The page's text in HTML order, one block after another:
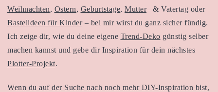
Weihnachten, Ostern, Geburtstage, Mutter– & Vatertag oder
Bastelideen für Kinder– bei mir wirst du ganz sicher fündig.
Ich zeige dir, wie du deine eigene Trend-Deko günstig selber
machen kannst und gebe dir Inspiration für dein nächstes
Plotter-Projekt.
Wenn du auf der Suche nach noch mehr DIY-Inspiration bist,